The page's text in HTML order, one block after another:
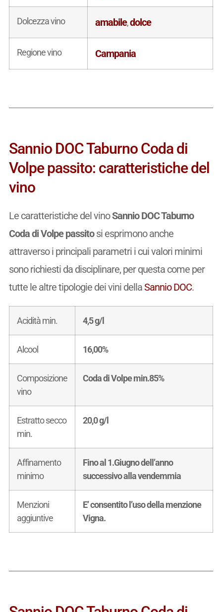
Dolcezza vino amabile,dolce
Regione vino Campania
Sannio DOC Taburno Coda di
Volpe passito: caratteristiche del
vino
Le caratteristiche del vinoSannio DOC Taburno
Coda di Volpe passitosi esprimono anche
attraverso i principali parametri i cui valori minimi
sono richiesti da disciplinare, per questa come per
tutte le altre tipologie dei vini dellaSannio DOC.
Acidità min. 4,5 g/l
Alcool 16,00%
Composizione
vino
Coda di Volpe min.85%
Estratto secco
min.
20,0 g/l
Affinamento
minimo
Fino al 1.Giugno dell’anno
successivo alla vendemmia
Menzioni
aggiuntive
E’ consentito l’uso della menzione
Vigna.